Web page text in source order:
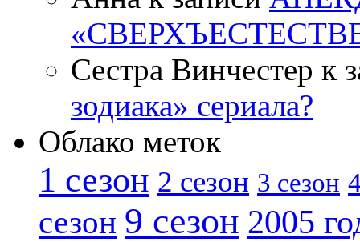
Сестра Винчестер к
зодиака» сериала?
Облако меток
1 сезон 2 сезон 3 сезон
сезон 9 сезон 2005